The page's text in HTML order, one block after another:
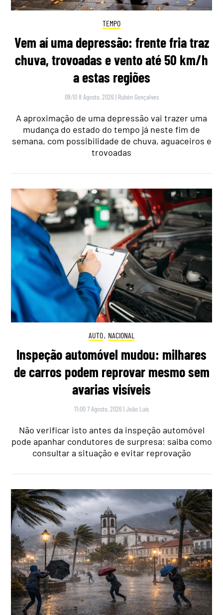
TEMPO
Vem aí uma depressão: frente fria traz
chuva, trovoadas e vento até 50 km/h
a estas regiões
09:10 8 Agosto, 2026 | Rubén Gonçalves
A aproximação de uma depressão vai trazer uma
mudança do estado do tempo já neste fim de
semana, com possibilidade de chuva, aguaceiros e
trovoadas
AUTO, NACIONAL
Inspeção automóvel mudou: milhares
de carros podem reprovar mesmo sem
avarias visíveis
11:00 7 Agosto, 2026 |João Luís
Não verificar isto antes da inspeção automóvel
pode apanhar condutores de surpresa: saiba como
consultar a situação e evitar reprovação